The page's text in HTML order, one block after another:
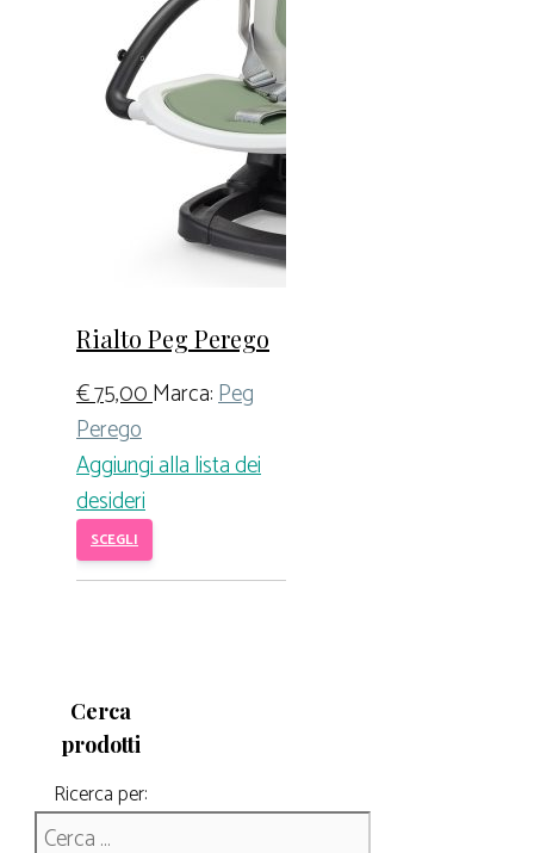
Rialto Peg Perego
€75,00Marca:Peg
Perego
Aggiungi alla lista dei
desideri
SCEGLI
Cerca
prodotti
Ricerca per: